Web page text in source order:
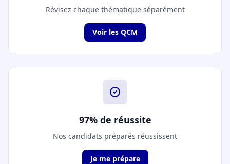
Révisez chaque thématique séparément
Voir les QCM
97% de réussite
Nos candidats préparés réussissent
Je me prépare